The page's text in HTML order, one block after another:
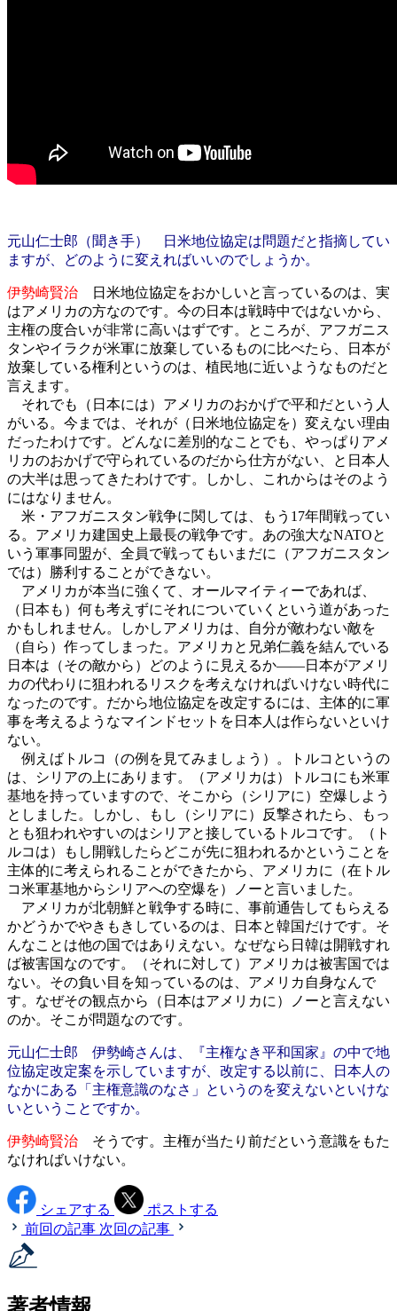
元山仁士郎（聞き手） 日米地位協定は問題だと指摘してい
ますが、どのように変えればいいのでしょうか。
伊勢崎賢治 日米地位協定をおかしいと言っているのは、実
はアメリカの方なのです。今の日本は戦時中ではないから、
主権の度合いが非常に高いはずです。ところが、アフガニス
タンやイラクが米軍に放棄しているものに比べたら、日本が
放棄している権利というのは、植民地に近いようなものだと
言えます。
それでも（日本には）アメリカのおかげで平和だという人
がいる。今までは、それが（日米地位協定を）変えない理由
だったわけです。どんなに差別的なことでも、やっぱりアメ
リカのおかげで守られているのだから仕方がない、と日本人
の大半は思ってきたわけです。しかし、これからはそのよう
にはなりません。
米・アフガニスタン戦争に関しては、もう17年間戦ってい
る。アメリカ建国史上最長の戦争です。あの強大なNATOと
いう軍事同盟が、全員で戦ってもいまだに（アフガニスタン
では）勝利することができない。
アメリカが本当に強くて、オールマイティーであれば、
（日本も）何も考えずにそれについていくという道があった
かもしれません。しかしアメリカは、自分が敵わない敵を
（自ら）作ってしまった。アメリカと兄弟仁義を結んでいる
日本は（その敵から）どのように見えるか――日本がアメリ
カの代わりに狙われるリスクを考えなければいけない時代に
なったのです。だから地位協定を改定するには、主体的に軍
事を考えるようなマインドセットを日本人は作らないといけ
ない。
例えばトルコ（の例を見てみましょう）。トルコというの
は、シリアの上にあります。（アメリカは）トルコにも米軍
基地を持っていますので、そこから（シリアに）空爆しよう
としました。しかし、もし（シリアに）反撃されたら、もっ
とも狙われやすいのはシリアと接しているトルコです。（ト
ルコは）もし開戦したらどこが先に狙われるかということを
主体的に考えられることができたから、アメリカに（在トル
コ米軍基地からシリアへの空爆を）ノーと言いました。
アメリカが北朝鮮と戦争する時に、事前通告してもらえる
かどうかでやきもきしているのは、日本と韓国だけです。そ
んなことは他の国ではありえない。なぜなら日韓は開戦すれ
ば被害国なのです。（それに対して）アメリカは被害国では
ない。その負い目を知っているのは、アメリカ自身なんで
す。なぜその観点から（日本はアメリカに）ノーと言えない
のか。そこが問題なのです。
元山仁士郎 伊勢崎さんは、『主権なき平和国家』の中で地
位協定改定案を示していますが、改定する以前に、日本人の
なかにある「主権意識のなさ」というのを変えないといけな
いということですか。
伊勢崎賢治 そうです。主権が当たり前だという意識をもた
なければいけない。
シェアする
ポストする
前回の記事 次回の記事
著者情報